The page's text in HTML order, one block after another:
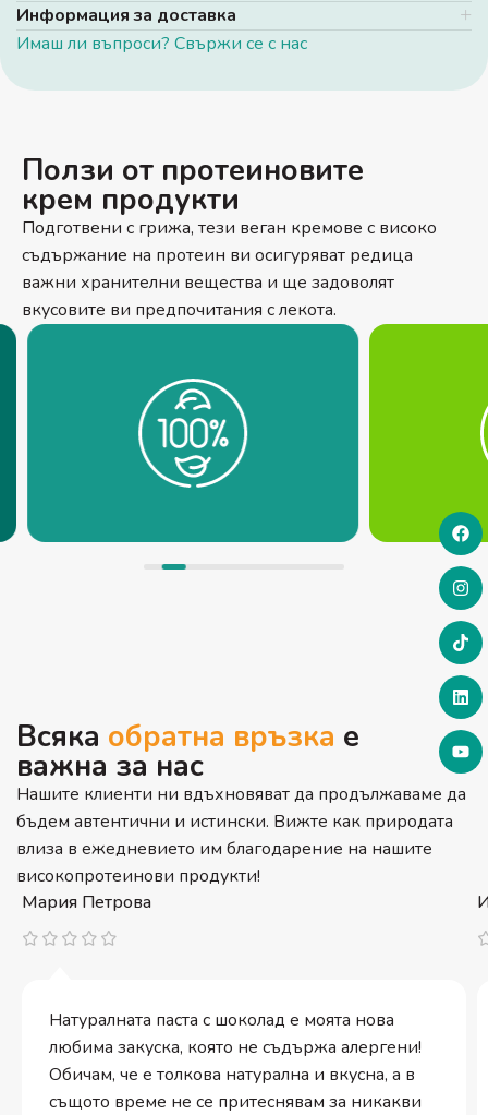
Информация за доставка
Имаш ли въпроси? Свържи се с нас
Ползи от протеиновите
крем продукти
Подготвени с грижа, тези веган кремове с високо
съдържание на протеин ви осигуряват редица
важни хранителни вещества и ще задоволят
вкусовите ви предпочитания с лекота.
Всяка обратна връзка е
важна за нас
Нашите клиенти ни вдъхновяват да продължаваме да
бъдем автентични и истински. Вижте как природата
влиза в ежедневието им благодарение на нашите
високопротеинови продукти!
Мария Петрова
Натуралната паста с шоколад е моята нова
любима закуска, която не съдържа алергени!
Обичам, че е толкова натурална и вкусна, а в
същото време не се притеснявам за никакви